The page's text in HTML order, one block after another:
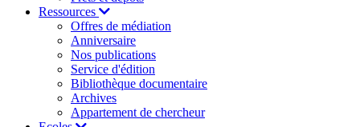
Ressources
Offres de médiation
Anniversaire
Nos publications
Service d'édition
Bibliothèque documentaire
Archives
Appartement de chercheur